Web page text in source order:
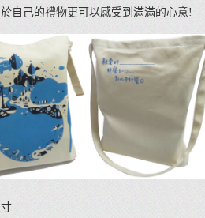
自己的禮物更可以感受到滿滿的心意!